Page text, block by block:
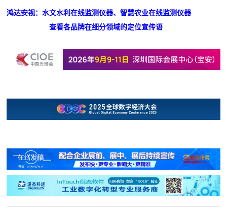
鸿达安视：水文水利在线监测仪器、智慧农业在线监测仪器
查看各品牌在细分领域的定位宣传语